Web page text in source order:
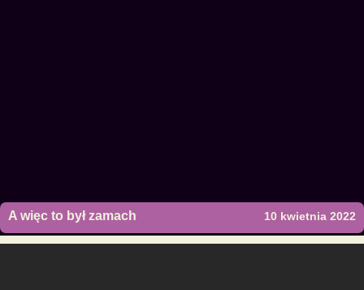
A więc to był zamach 10 kwietnia 2022